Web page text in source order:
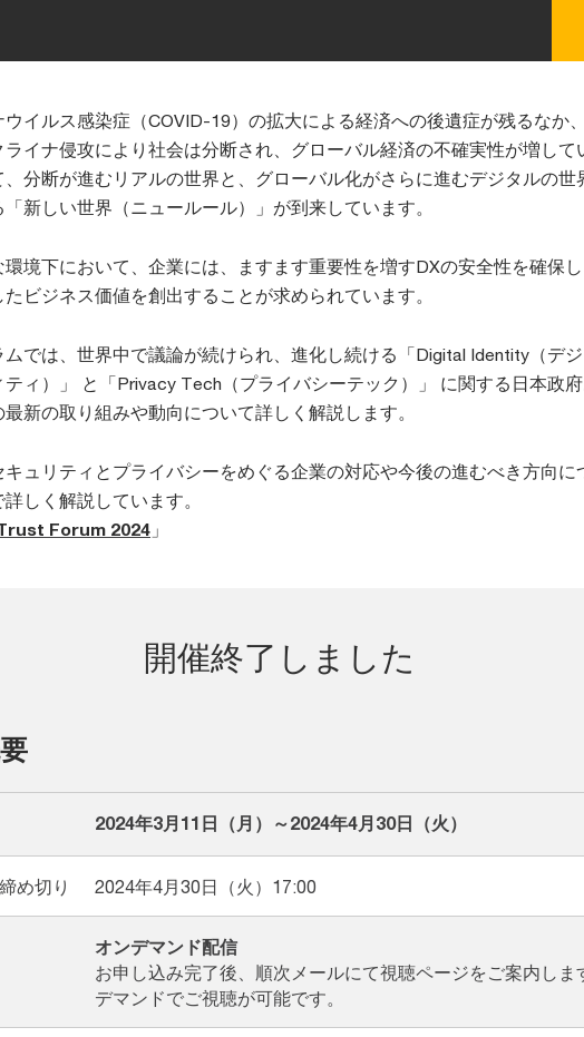
ウイルス感染症（COVID-19）の拡大による経済への後遺症が残るなか
ライナ侵攻により社会は分断され、グローバル経済の不確実性が増して
、分断が進むリアルの世界と、グローバル化がさらに進むデジタルの世
新しい世界（ニュールール）」が到来しています。
環境下において、企業には、ますます重要性を増すDXの安全性を確保
たビジネス価値を創出することが求められています。
ムでは、世界中で議論が続けられ、進化し続ける「Digital Identity（デ
ティ）」 と「Privacy Tech（プライバシーテック）」 に関する日本政
最新の取り組みや動向について詳しく解説します。
キュリティとプライバシーをめぐる企業の対応や今後の進むべき方向に
しく解説しています。
Forum 2024 」
開催終了しました
2024年3月11日（月）～2024年4月30日（火）
め切り 2024年4月30日（火）17:00
オンデマンド配信
お申し込み完了後、順次メールにて視聴ページをご案内しま
デマンドでご視聴が可能です。